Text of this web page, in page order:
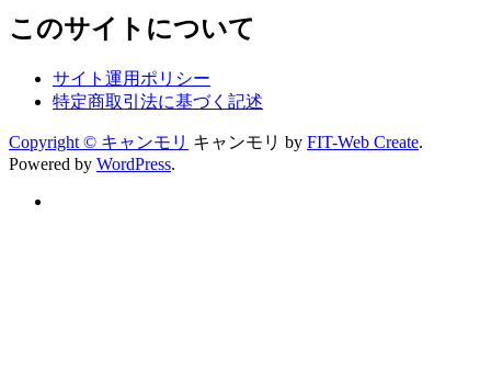
このサイトについて
サイト運用ポリシー
特定商取引法に基づく記述
Copyright © キャンモリ キャンモリ by FIT-Web Create.
Powered by WordPress.